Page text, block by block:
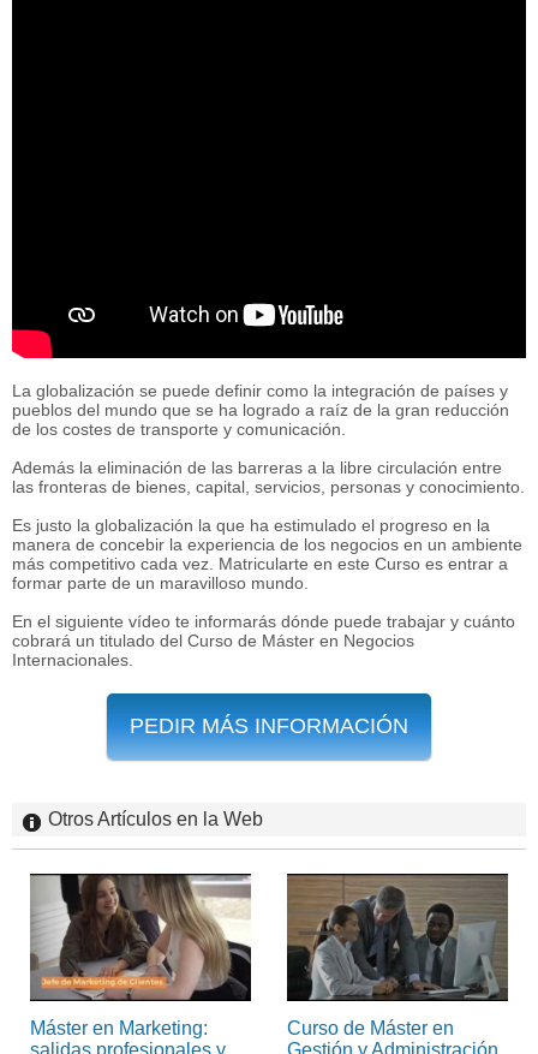
La globalización se puede definir como la integración de países y
pueblos del mundo que se ha logrado a raíz de la gran reducción
de los costes de transporte y comunicación.
Además la eliminación de las barreras a la libre circulación entre
las fronteras de bienes, capital, servicios, personas y conocimiento.
Es justo la globalización la que ha estimulado el progreso en la
manera de concebir la experiencia de los negocios en un ambiente
más competitivo cada vez. Matricularte en este Curso es entrar a
formar parte de un maravilloso mundo.
En el siguiente vídeo te informarás dónde puede trabajar y cuánto
cobrará un titulado del Curso de Máster en Negocios
Internacionales.
PEDIR MÁS INFORMACIÓN
Otros Artículos en la Web
Máster en Marketing:
Curso de Máster en